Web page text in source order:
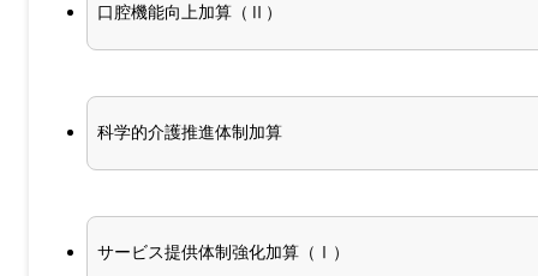
口腔機能向上加算（Ⅱ）
科学的介護推進体制加算
サービス提供体制強化加算（Ⅰ）